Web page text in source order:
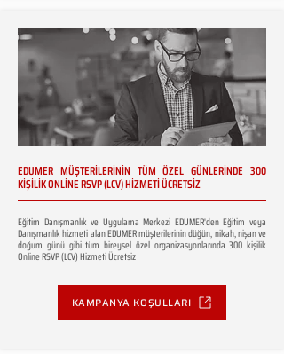
EDUMER MÜŞTERİLERİNİN TÜM ÖZEL GÜNLERİNDE 300
KİŞİLİK ONLİNE RSVP (LCV) HİZMETİ ÜCRETSİZ
Eğitim Danışmanlık ve Uygulama Merkezi EDUMER'den Eğitim veya
Danışmanlık hizmeti alan EDUMER müşterilerinin düğün, nikah, nişan ve
doğum günü gibi tüm bireysel özel organizasyonlarında 300 kişilik
Online RSVP (LCV) Hizmeti Ücretsiz
KAMPANYA KOŞULLARI